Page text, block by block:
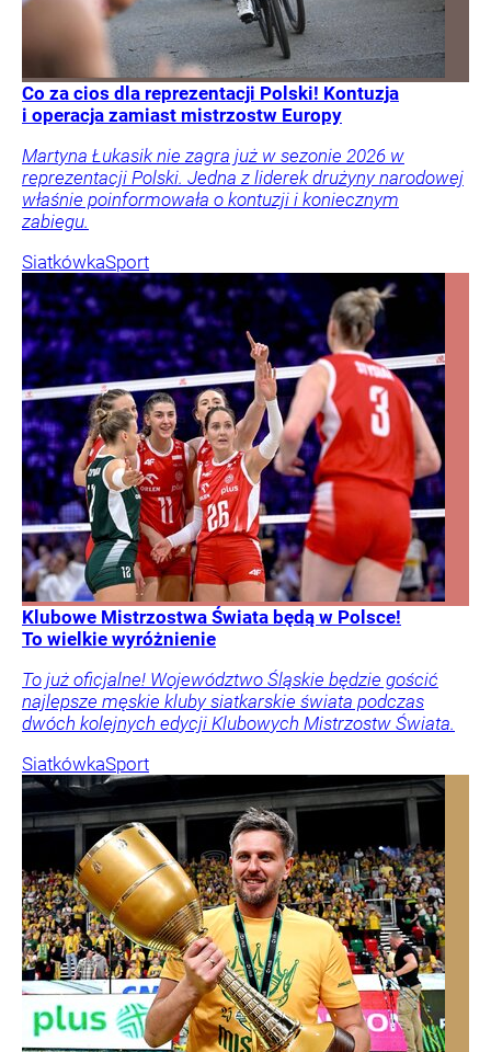
Co za cios dla reprezentacji Polski! Kontuzja
i operacja zamiast mistrzostw Europy
Martyna Łukasik nie zagra już w sezonie 2026 w
reprezentacji Polski. Jedna z liderek drużyny narodowej
właśnie poinformowała o kontuzji i koniecznym
zabiegu.
SiatkówkaSport
Klubowe Mistrzostwa Świata będą w Polsce!
To wielkie wyróżnienie
To już oficjalne! Województwo Śląskie będzie gościć
najlepsze męskie kluby siatkarskie świata podczas
dwóch kolejnych edycji Klubowych Mistrzostw Świata.
SiatkówkaSport